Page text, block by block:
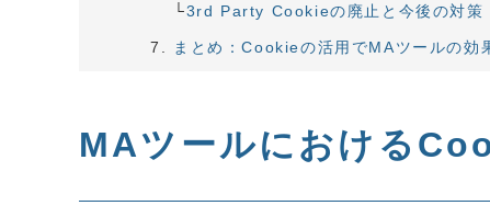
3rd Party Cookieの廃止と今後の対策
まとめ：Cookieの活用でMAツールの効
MAツールにおける